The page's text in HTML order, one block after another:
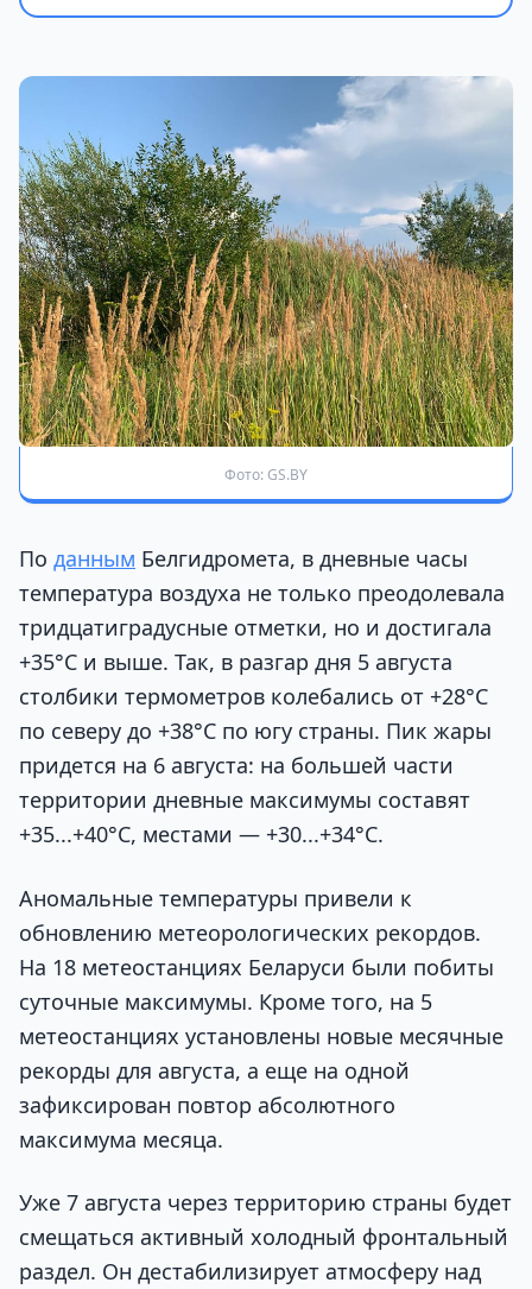
Фото: GS.BY
По данным Белгидромета, в дневные часы
температура воздуха не только преодолевала
тридцатиградусные отметки, но и достигала
+35°С и выше. Так, в разгар дня 5 августа
столбики термометров колебались от +28°С
по северу до +38°С по югу страны. Пик жары
придется на 6 августа: на большей части
территории дневные максимумы составят
+35...+40°С, местами — +30...+34°С.
Аномальные температуры привели к
обновлению метеорологических рекордов.
На 18 метеостанциях Беларуси были побиты
суточные максимумы. Кроме того, на 5
метеостанциях установлены новые месячные
рекорды для августа, а еще на одной
зафиксирован повтор абсолютного
максимума месяца.
Уже 7 августа через территорию страны будет
смещаться активный холодный фронтальный
раздел. Он дестабилизирует атмосферу над